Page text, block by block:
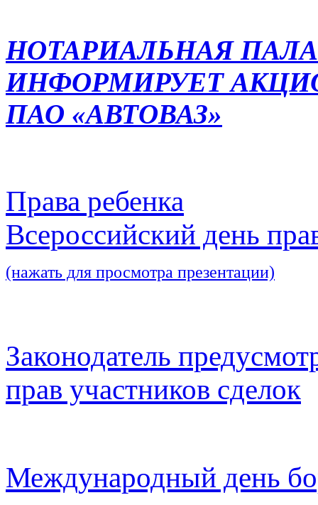
НОТАРИАЛЬНАЯ
ИНФОРМИРУЕТ
ПАО «АВТОВАЗ»
Права ребенка
Всероссийский день
(нажать для просмотра презентации)
Законодатель
прав участников сделок
Международный день